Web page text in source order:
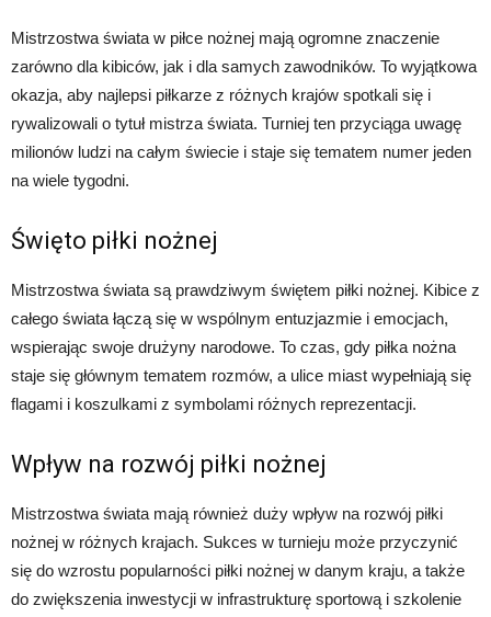
Mistrzostwa świata w piłce nożnej mają ogromne znaczenie
zarówno dla kibiców, jak i dla samych zawodników. To wyjątkowa
okazja, aby najlepsi piłkarze z różnych krajów spotkali się i
rywalizowali o tytuł mistrza świata. Turniej ten przyciąga uwagę
milionów ludzi na całym świecie i staje się tematem numer jeden
na wiele tygodni.
Święto piłki nożnej
Mistrzostwa świata są prawdziwym świętem piłki nożnej. Kibice z
całego świata łączą się w wspólnym entuzjazmie i emocjach,
wspierając swoje drużyny narodowe. To czas, gdy piłka nożna
staje się głównym tematem rozmów, a ulice miast wypełniają się
flagami i koszulkami z symbolami różnych reprezentacji.
Wpływ na rozwój piłki nożnej
Mistrzostwa świata mają również duży wpływ na rozwój piłki
nożnej w różnych krajach. Sukces w turnieju może przyczynić
się do wzrostu popularności piłki nożnej w danym kraju, a także
do zwiększenia inwestycji w infrastrukturę sportową i szkolenie